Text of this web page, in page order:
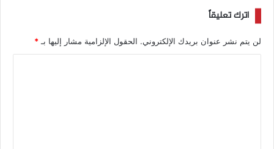
اترك تعليقاً
لن يتم نشر عنوان بريدك الإلكتروني. الحقول الإلزامية مشار إليها بـ *